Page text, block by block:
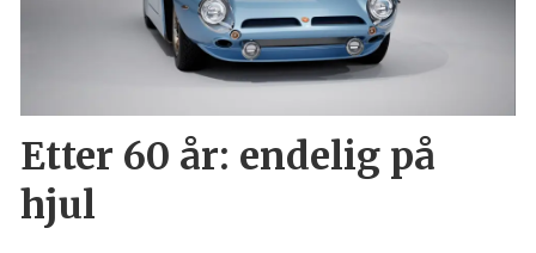
Etter 60 år: endelig på
hjul